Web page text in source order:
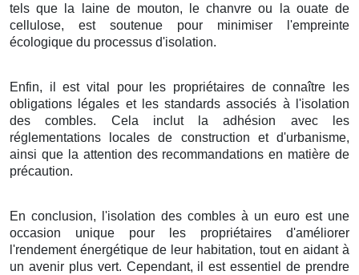
tels que la laine de mouton, le chanvre ou la ouate de
cellulose, est soutenue pour minimiser l'empreinte
écologique du processus d'isolation.
Enfin, il est vital pour les propriétaires de connaître les
obligations légales et les standards associés à l'isolation
des combles. Cela inclut la adhésion avec les
réglementations locales de construction et d'urbanisme,
ainsi que la attention des recommandations en matière de
précaution.
En conclusion, l'isolation des combles à un euro est une
occasion unique pour les propriétaires d'améliorer
l'rendement énergétique de leur habitation, tout en aidant à
un avenir plus vert. Cependant, il est essentiel de prendre